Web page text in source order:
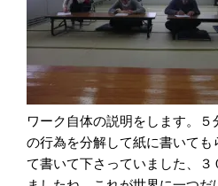
ワーク自体の説明をします。５
の行為を分解して紙に書いても
て書いて下さっていました、３